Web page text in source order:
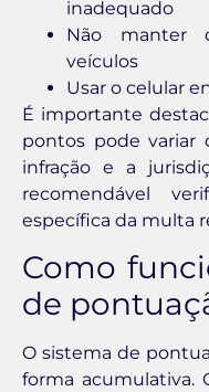
inadequado
Não manter
veículos
Usar o celular
É importante
pontos pode variar
infração e a
recomendável
específica da multa
Como
de
O sistema de
forma acumulativa.